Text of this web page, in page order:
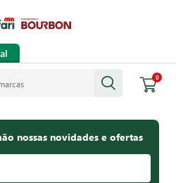
0
nossas novidades e ofertas